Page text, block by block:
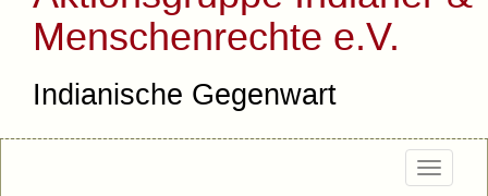
Menschenrechte e.V.
Indianische Gegenwart